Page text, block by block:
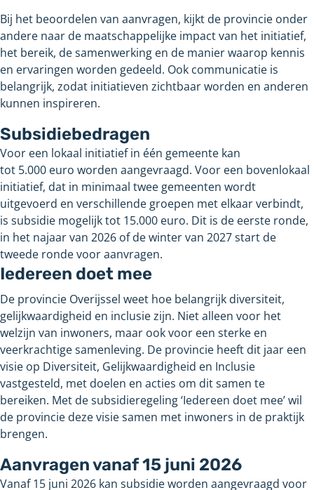
Bij het beoordelen van aanvragen, kijkt de provincie onder
andere naar de maatschappelijke impact van het initiatief,
het bereik, de samenwerking en de manier waarop kennis
en ervaringen worden gedeeld. Ook communicatie is
belangrijk, zodat initiatieven zichtbaar worden en anderen
kunnen inspireren.
Subsidiebedragen
Voor een lokaal initiatief in één gemeente kan
tot 5.000 euro worden aangevraagd. Voor een bovenlokaal
initiatief, dat in minimaal twee gemeenten wordt
uitgevoerd en verschillende groepen met elkaar verbindt,
is subsidie mogelijk tot 15.000 euro. Dit is de eerste ronde,
in het najaar van 2026 of de winter van 2027 start de
tweede ronde voor aanvragen.
Iedereen doet mee
De provincie Overijssel weet hoe belangrijk diversiteit,
gelijkwaardigheid en inclusie zijn. Niet alleen voor het
welzijn van inwoners, maar ook voor een sterke en
veerkrachtige samenleving. De provincie heeft dit jaar een
visie op Diversiteit, Gelijkwaardigheid en Inclusie
vastgesteld, met doelen en acties om dit samen te
bereiken. Met de subsidieregeling ‘Iedereen doet mee’ wil
de provincie deze visie samen met inwoners in de praktijk
brengen.
Aanvragen vanaf 15 juni 2026
Vanaf 15 juni 2026 kan subsidie worden aangevraagd voor